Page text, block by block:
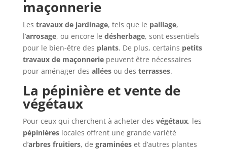
maçonnerie
Les travaux de jardinage, tels que le paillage,
l’arrosage, ou encore le désherbage, sont essentiels
pour le bien-être des plants. De plus, certains petits
travaux de maçonneriepeuvent être nécessaires
pour aménager des alléesou des terrasses.
La pépinière et vente de
végétaux
Pour ceux qui cherchent à acheter des végétaux, les
pépinièreslocales offrent une grande variété
d’arbres fruitiers, de graminéeset d’autres plantes